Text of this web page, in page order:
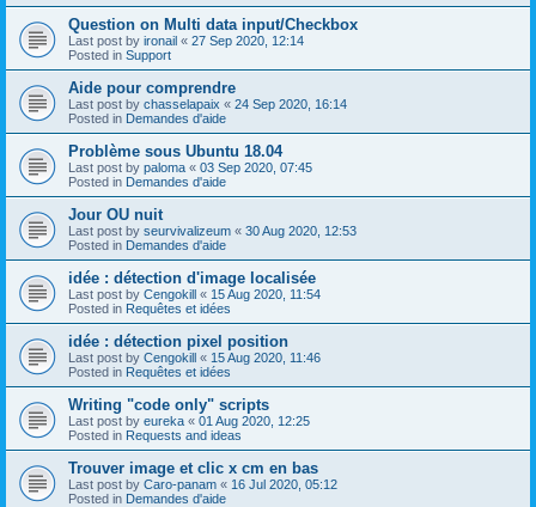
Question on Multi data input/Checkbox
Last post by ironail « 27 Sep 2020, 12:14
Posted in Support
Aide pour comprendre
Last post by chasselapaix « 24 Sep 2020, 16:14
Posted in Demandes d'aide
Problème sous Ubuntu 18.04
Last post by paloma « 03 Sep 2020, 07:45
Posted in Demandes d'aide
Jour OU nuit
Last post by seurvivalizeum « 30 Aug 2020, 12:53
Posted in Demandes d'aide
idée : détection d'image localisée
Last post by Cengokill « 15 Aug 2020, 11:54
Posted in Requêtes et idées
idée : détection pixel position
Last post by Cengokill « 15 Aug 2020, 11:46
Posted in Requêtes et idées
Writing "code only" scripts
Last post by eureka « 01 Aug 2020, 12:25
Posted in Requests and ideas
Trouver image et clic x cm en bas
Last post by Caro-panam « 16 Jul 2020, 05:12
Posted in Demandes d'aide